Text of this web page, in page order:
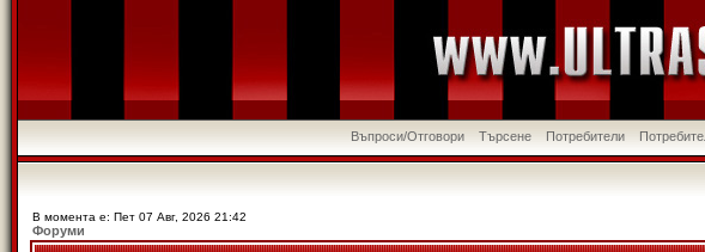
Въпроси/Отговори Търсене Потребители
В момента е: Пет 07 Авг, 2026 21:42
Форуми